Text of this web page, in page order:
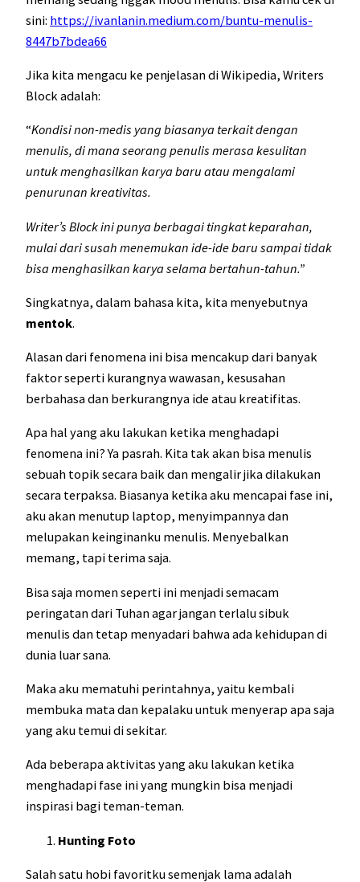
sini: https://ivanlanin.medium.com/buntu-menulis-
8447b7bdea66
Jika kita mengacu ke penjelasan di Wikipedia, Writers
Block adalah:
“Kondisi non-medis yang biasanya terkait dengan
menulis, di mana seorang penulis merasa kesulitan
untuk menghasilkan karya baru atau mengalami
penurunan kreativitas.
Writer’s Block ini punya berbagai tingkat keparahan,
mulai dari susah menemukan ide-ide baru sampai tidak
bisa menghasilkan karya selama bertahun-tahun.”
Singkatnya, dalam bahasa kita, kita menyebutnya
mentok.
Alasan dari fenomena ini bisa mencakup dari banyak
faktor seperti kurangnya wawasan, kesusahan
berbahasa dan berkurangnya ide atau kreatifitas.
Apa hal yang aku lakukan ketika menghadapi
fenomena ini? Ya pasrah. Kita tak akan bisa menulis
sebuah topik secara baik dan mengalir jika dilakukan
secara terpaksa. Biasanya ketika aku mencapai fase ini,
aku akan menutup laptop, menyimpannya dan
melupakan keinginanku menulis. Menyebalkan
memang, tapi terima saja.
Bisa saja momen seperti ini menjadi semacam
peringatan dari Tuhan agar jangan terlalu sibuk
menulis dan tetap menyadari bahwa ada kehidupan di
dunia luar sana.
Maka aku mematuhi perintahnya, yaitu kembali
membuka mata dan kepalaku untuk menyerap apa saja
yang aku temui di sekitar.
Ada beberapa aktivitas yang aku lakukan ketika
menghadapi fase ini yang mungkin bisa menjadi
inspirasi bagi teman-teman.
Hunting Foto
Salah satu hobi favoritku semenjak lama adalah